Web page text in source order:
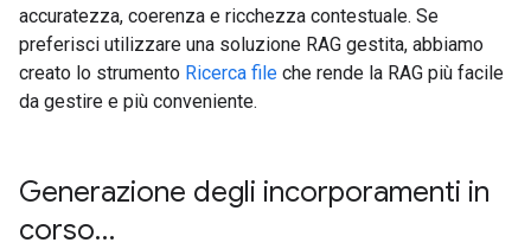
accuratezza, coerenza e ricchezza contestuale. Se
preferisci utilizzare una soluzione RAG gestita, abbiamo
creato lo strumento Ricerca file che rende la RAG più facile
da gestire e più conveniente.
Generazione degli incorporamenti in
corso…